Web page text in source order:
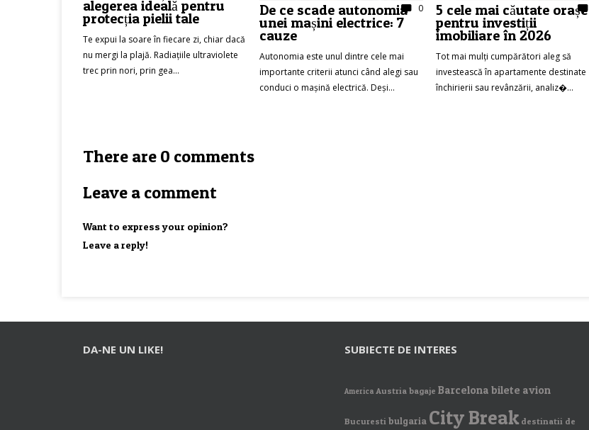
alegerea ideală pentru
protecția pielii tale
Te expui la soare în fiecare zi, chiar dacă
nu mergi la plajă. Radiațiile ultraviolete
trec prin nori, prin gea...
0
De ce scade autonomia
unei mașini electrice: 7
cauze
Autonomia este unul dintre cele mai
importante criterii atunci când alegi sau
conduci o mașină electrică. Deși...
5 cele mai căutate orașe
pentru investiții
imobiliare în 2026
Tot mai mulți cumpărători aleg să
investească în apartamente destinate
închirierii sau revânzării, analiz�...
There are 0 comments
Leave a comment
Want to express your opinion?
Leave a reply!
DA-NE UN LIKE! SUBIECTE DE INTERES
America Austria bagaje Barcelona bilete avion
Bucuresti bulgaria City Break destinatii de